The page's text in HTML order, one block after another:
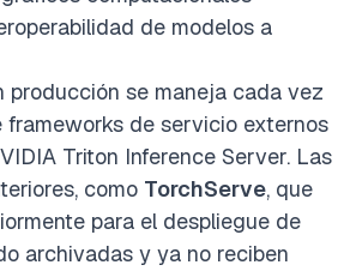
de modelos a
producción se maneja cada vez
frameworks de servicio externos
Triton Inference Server. Las
como TorchServe, que
para el despliegue de
archivadas y ya no reciben